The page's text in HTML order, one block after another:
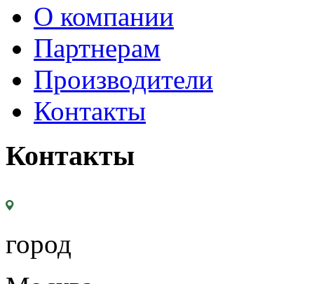
О компании
Партнерам
Производители
Контакты
Контакты
город